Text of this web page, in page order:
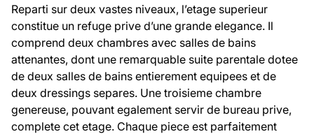
Reparti sur deux vastes niveaux, l’etage superieur
constitue un refuge prive d’une grande elegance. Il
comprend deux chambres avec salles de bains
attenantes, dont une remarquable suite parentale dotee
de deux salles de bains entierement equipees et de
deux dressings separes. Une troisieme chambre
genereuse, pouvant egalement servir de bureau prive,
complete cet etage. Chaque piece est parfaitement